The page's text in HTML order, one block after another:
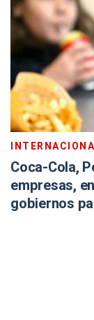
Coca-Cola,
empresas,
gobiernos